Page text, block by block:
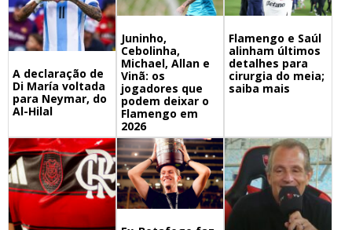
A declaração de
Di María voltada
para Neymar, do
Al-Hilal
Juninho,
Cebolinha,
Michael, Allan e
Vinã: os
jogadores que
podem deixar o
Flamengo em
2026
Flamengo e Saúl
alinham últimos
detalhes para
cirurgia do meia;
saiba mais